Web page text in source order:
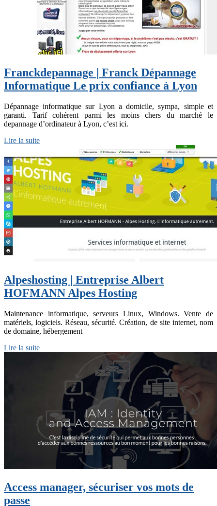
Franckdepan­na­ge | Franck Dépannage
Infor­mati­que Le prix confiance à Lyon
Dépannage informatique sur Lyon a domicile, sympa, simple et
garanti. Tarif cohérent parmi les moins chers du marché le
depannage d’ordinateur à Lyon, c’est ici.
Lire la suite
Al­peshosting | Entreprise Albert
HOFMANN Alpes Hosting
Maintenance informatique, serveurs Linux, Windows. Vente de
matériels, logiciels. Réseau, sécurité. Création, de site internet, nom
de domaine, hébergement
Lire la suite
Access manager, sécuriser vos mots de
passe